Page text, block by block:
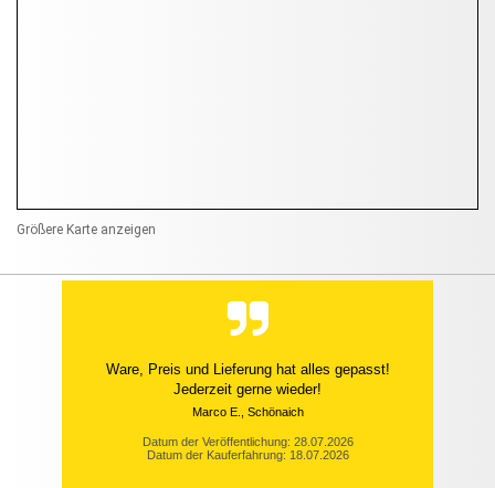
Größere Karte anzeigen
Ware, Preis und Lieferung hat alles gepasst!
Jederzeit gerne wieder!
Marco E., Schönaich
Datum der Veröffentlichung: 28.07.2026
Datum der Kauferfahrung: 18.07.2026